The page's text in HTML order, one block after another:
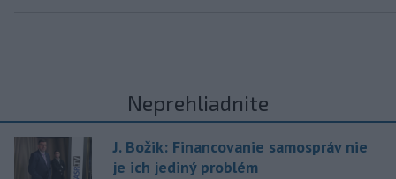
Neprehliadnite
J. Božik: Financovanie samospráv nie
je ich jediný problém